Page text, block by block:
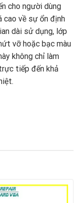
cho người dùng
cao về sự ổn định
dài sử dụng, lớp
vỡ hoặc bạc màu
không chỉ làm
tiếp đến khả
pháp tối ưu, vừa
chuyên nghiệp Đà